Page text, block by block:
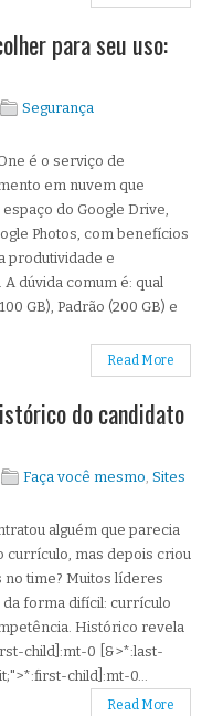
para seu uso:
Segurança
é o serviço de
em nuvem que
do Google Drive,
Photos, com benefícios
produtividade e
A dúvida comum é: qual
GB), Padrão (200 GB) e
Read More
do candidato
Faça você mesmo Sites
alguém que parecia
currículo, mas depois criou
no time? Muitos líderes
forma difícil: currículo
Histórico revela
child]:mt-0 [&>*:last-
child]:mt-0...
Read More